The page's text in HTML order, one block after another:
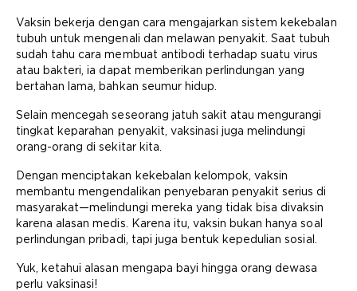
Vaksin bekerja dengan cara mengajarkan sistem kekebalan
tubuh untuk mengenali dan melawan penyakit. Saat tubuh
sudah tahu cara membuat antibodi terhadap suatu virus
atau bakteri, ia dapat memberikan perlindungan yang
bertahan lama, bahkan seumur hidup.
Selain mencegah seseorang jatuh sakit atau mengurangi
tingkat keparahan penyakit, vaksinasi juga melindungi
orang-orang di sekitar kita.
Dengan menciptakan kekebalan kelompok, vaksin
membantu mengendalikan penyebaran penyakit serius di
masyarakat—melindungi mereka yang tidak bisa divaksin
karena alasan medis. Karena itu, vaksin bukan hanya soal
perlindungan pribadi, tapi juga bentuk kepedulian sosial.
Yuk, ketahui alasan mengapa bayi hingga orang dewasa
perlu vaksinasi!